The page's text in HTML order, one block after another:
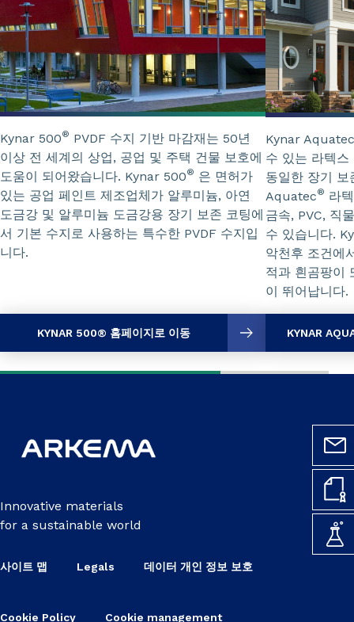
Kynar 500® PVDF 수지 기반 마감재는 50년
이상 전 세계의 상업, 공업 및 주택 건물 보호에
도움이 되어왔습니다. Kynar 500® 은 면허가
있는 공업 페인트 제조업체가 알루미늄, 아연
도금강 및 알루미늄 도금강용 장기 보존 코팅에
서 기본 수지로 사용하는 특수한 PVDF 수지입
니다.
KYNAR 500® 홈페이지로 이동
Kynar Aquatec
수 있는 라텍
동일한 장기
Aquatec® 라
금속, PVC, 직
수 있습니다.
악천후 조건에
적과 흰곰팡이
이 뛰어납니다.
KYNAR
Innovative materials
for a sustainable world
사이트 맵 Legals 데이터 개인 정보 보호
Cookie Policy Cookie management